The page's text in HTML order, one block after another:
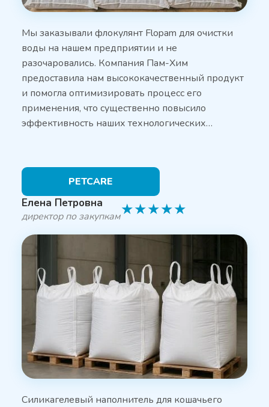
Мы заказывали флокулянт Flopam для очистки
воды на нашем предприятии и не
разочаровались. Компания Пам-Хим
предоставила нам высококачественный продукт
и помогла оптимизировать процесс его
применения, что существенно повысило
эффективность наших технологических…
PETCARE
Елена Петровна
директор по закупкам★★★★★
Силикагелевый наполнитель для кошачьего